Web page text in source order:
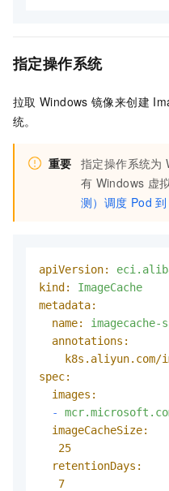
指定操作系统
拉取 Windows 镜像来创建
统。
重要 指定操作系统为
有 Windows 虚
测）调度 Pod 到
apiVersion:
kind:
ImageCache
metadata:
name:
imagecache-
annotations:
k8s.aliyun.com/
spec:
images:
-
imageCacheSize:
25
retentionDays:
7